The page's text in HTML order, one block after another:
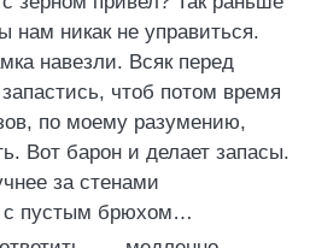
нам никак не управиться.
навезли. Всяк перед
чтоб потом время
по моему разумению,
Вот барон и делает запасы.
за стенами
с пустым брюхом…